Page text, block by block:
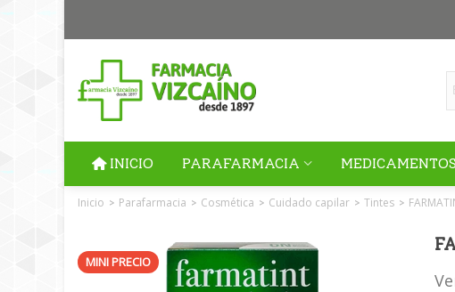
INICIO PARAFARMACIA MEDICAMENTOS
Inicio > Parafarmacia > Cosmética > Cuidado capilar > Tintes >
MINI PRECIO